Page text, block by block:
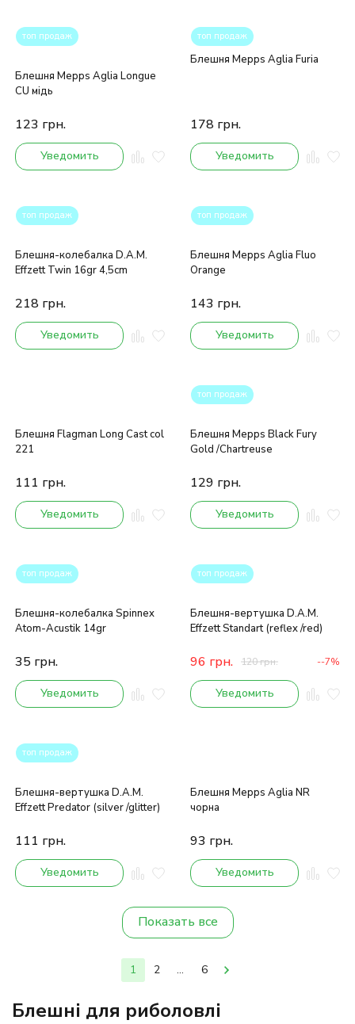
топ продаж
Блешня Mepps Aglia Longue
CU мідь
123 грн.
Уведомить
топ продаж
Блешня Mepps Aglia Furia
178 грн.
Уведомить
топ продаж
Блешня-колебалка D.A.M.
Effzett Twin 16gr 4,5cm
218 грн.
Уведомить
топ продаж
Блешня Mepps Aglia Fluo
Orange
143 грн.
Уведомить
Блешня Flagman Long Cast col
221
111 грн.
Уведомить
топ продаж
Блешня Mepps Black Fury
Gold /Chartreuse
129 грн.
Уведомить
топ продаж
Блешня-колебалка Spinnex
Atom-Acustik 14gr
35 грн.
Уведомить
топ продаж
Блешня-вертушка D.A.M.
Effzett Standart (reflex /red)
96 грн. 120грн. --7%
Уведомить
топ продаж
Блешня-вертушка D.A.M.
Effzett Predator (silver /glitter)
111 грн.
Уведомить
Блешня Mepps Aglia NR
чорна
93 грн.
Уведомить
Показать все
1 2 ... 6
Блешні для риболовлі